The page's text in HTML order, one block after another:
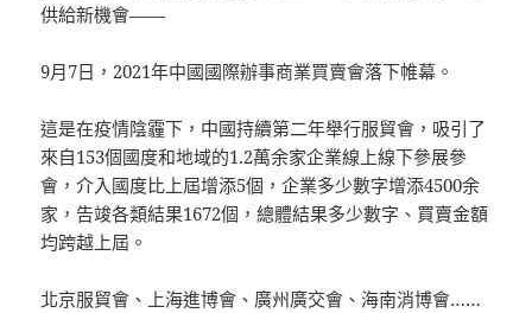
供給新機會——
9月7日，2021年中國國際辦事商業買賣會落下帷幕。
這是在疫情陰霾下，中國持續第二年舉行服貿會，吸引了
來自153個國度和地域的1.2萬余家企業線上線下參展參
會，介入國度比上屆增添5個，企業多少數字增添4500余
家，告竣各類結果1672個，總體結果多少數字、買賣金額
均跨越上屆。
北京服貿會、上海進博會、廣州廣交會、海南消博會……